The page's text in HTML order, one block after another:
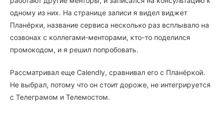
одному из них. На странице записи я видел виджет
Планёрки, название сервиса несколько раз всплывало на
созвонах с коллегами-менторами, кто-то поделился
промокодом, и я решил попробовать.
Рассматривал еще Calendly, сравнивал его с Планёркой.
Не выбрал, потому что он стоит дороже, не интегрируется
с Телеграмом и Телемостом.